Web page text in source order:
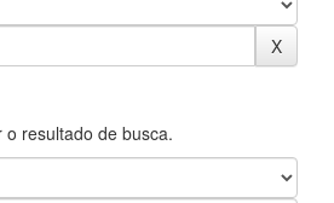
resultado de busca.